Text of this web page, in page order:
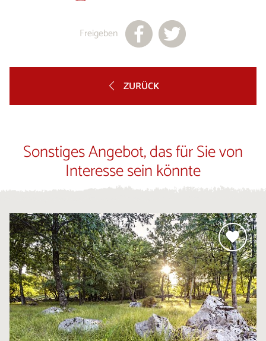
Freigeben
ZURÜCK
Sonstiges Angebot, das für Sie von
Interesse sein könnte